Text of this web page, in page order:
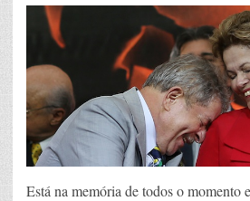
Está na memória de todos o momento